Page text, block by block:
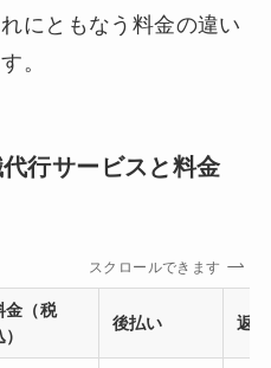
にともなう料金の違い
。
行サービスと料金
スクロールできます
金（税
後払い 返